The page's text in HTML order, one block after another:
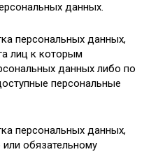
данных.
персональных данных,
лиц к которым
данных либо по
персональные
персональных данных,
обязательному